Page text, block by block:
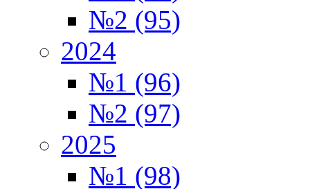
№2 (95)
2024
№1 (96)
№2 (97)
2025
№1 (98)